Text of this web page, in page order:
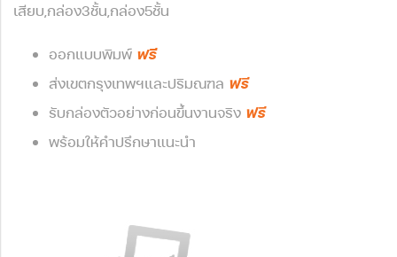
เสียบ,กล่อง3ชั้น,กล่อง5ชั้น
ออกแบบพิมพ์ ฟรี
ส่งเขตกรุงเทพฯและปริมณฑล ฟรี
รับกล่องตัวอย่างก่อนขึ้นงานจริง ฟรี
พร้อมให้คำปรึกษาแนะนำ